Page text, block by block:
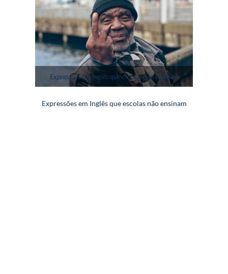
Expressões em Inglês que escolas não ensinam
Expressões em Inglês que escolas não ensinam